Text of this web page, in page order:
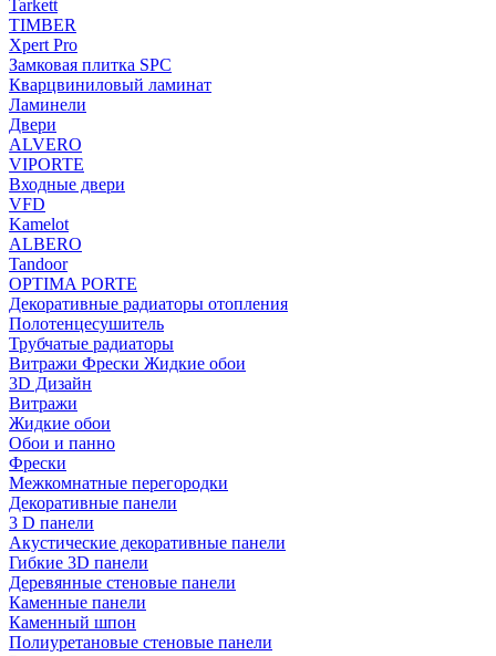
Tarkett
TIMBER
Xpert Pro
Замковая плитка SPC
Кварцвиниловый ламинат
Ламинели
Двери
ALVERO
VIPORTE
Входные двери
VFD
Kamelot
ALBERO
Tandoor
OPTIMA PORTE
Декоративные радиаторы отопления
Полотенцесушитель
Трубчатые радиаторы
Витражи Фрески Жидкие обои
3D Дизайн
Витражи
Жидкие обои
Обои и панно
Фрески
Межкомнатные перегородки
Декоративные панели
3 D панели
Акустические декоративные панели
Гибкие 3D панели
Деревянные стеновые панели
Каменные панели
Каменный шпон
Полиуретановые стеновые панели